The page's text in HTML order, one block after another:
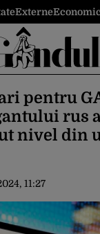
ExterneEconomic
pentru
rus
nivel din
11:27